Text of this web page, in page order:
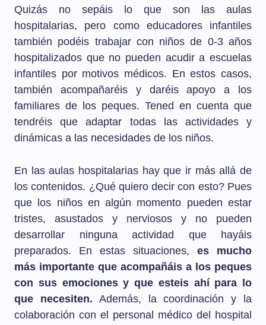
Quizás no sepáis lo que son las aulas
hospitalarias, pero como educadores infantiles
también podéis trabajar con niños de 0-3 años
hospitalizados que no pueden acudir a escuelas
infantiles por motivos médicos. En estos casos,
también acompañaréis y daréis apoyo a los
familiares de los peques. Tened en cuenta que
tendréis que adaptar todas las actividades y
dinámicas a las necesidades de los niños.
En las aulas hospitalarias hay que ir más allá de
los contenidos. ¿Qué quiero decir con esto? Pues
que los niños en algún momento pueden estar
tristes, asustados y nerviosos y no pueden
desarrollar ninguna actividad que hayáis
preparados. En estas situaciones, es mucho
más importante que acompañáis a los peques
con sus emociones y que esteis ahí para lo
que necesiten. Además, la coordinación y la
colaboración con el personal médico del hospital